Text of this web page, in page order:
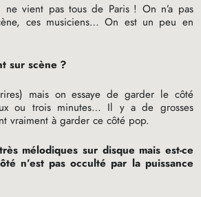
ne vient pas tous de Paris ! On n’a pas
ces musiciens… On est un peu en
sur scène ?
mais on essaye de garder le côté
ou trois minutes… Il y a de grosses
vraiment à garder ce côté pop.
mélodiques sur disque mais est-ce
n’est pas occulté par la puissance